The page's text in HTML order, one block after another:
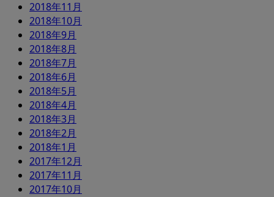
2018年11月
2018年10月
2018年9月
2018年8月
2018年7月
2018年6月
2018年5月
2018年4月
2018年3月
2018年2月
2018年1月
2017年12月
2017年11月
2017年10月